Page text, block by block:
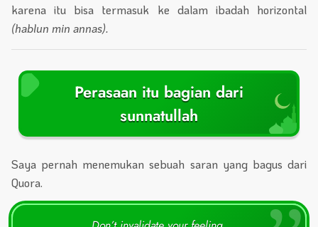
karena itu bisa termasuk ke dalam ibadah horizontal
(hablun min annas).
Perasaan itu bagian dari
sunnatullah
Saya pernah menemukan sebuah saran yang bagus dari
Quora.